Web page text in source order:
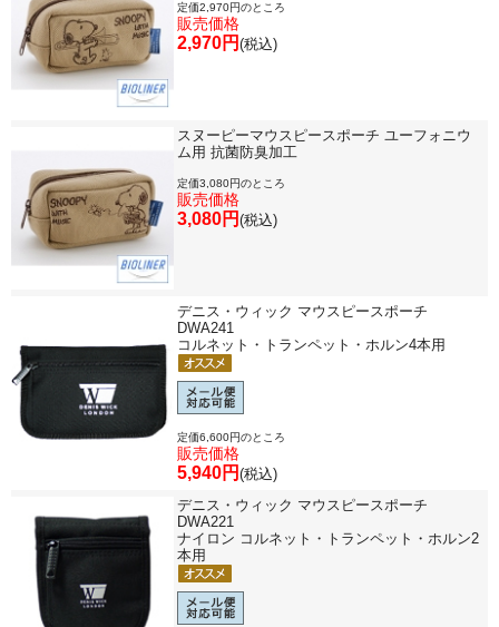
定価2,970円のところ
販売価格
2,970円 (税込)
スヌーピーマウスピースポーチ ユーフォニウ
ム用 抗菌防臭加工
定価3,080円のところ
販売価格
3,080円 (税込)
デニス・ウィック マウスピースポーチ
DWA241
コルネット・トランペット・ホルン4本用
定価6,600円のところ
販売価格
5,940円 (税込)
デニス・ウィック マウスピースポーチ
DWA221
ナイロン コルネット・トランペット・ホルン2
本用